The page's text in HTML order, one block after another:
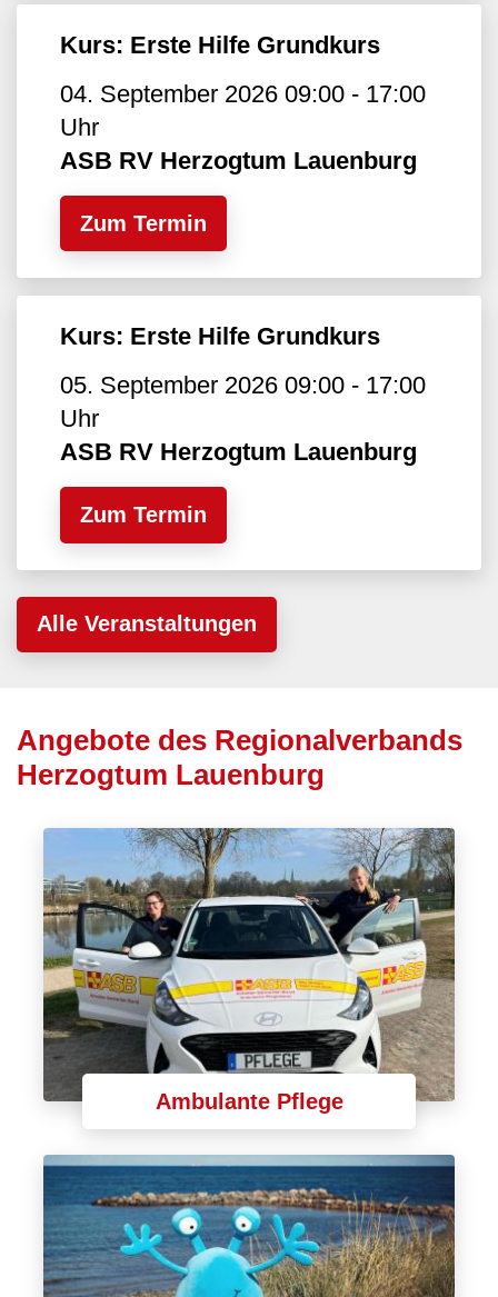
Kurs: Erste Hilfe Grundkurs
04. September 2026 09:00 - 17:00
Uhr
ASB RV Herzogtum Lauenburg
Zum Termin
Kurs: Erste Hilfe Grundkurs
05. September 2026 09:00 - 17:00
Uhr
ASB RV Herzogtum Lauenburg
Zum Termin
Alle Veranstaltungen
Angebote des Regionalverbands
Herzogtum Lauenburg
Ambulante Pflege